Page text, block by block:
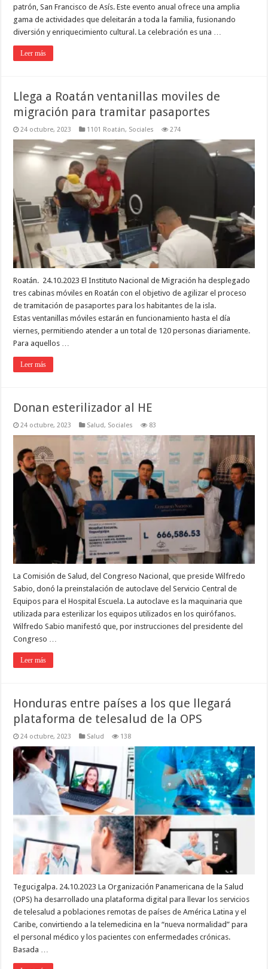
patrón, San Francisco de Asís. Este evento anual ofrece una amplia
gama de actividades que deleitarán a toda la familia, fusionando
diversión y enriquecimiento cultural. La celebración es una …
Leer más
Llega a Roatán ventanillas moviles de
migración para tramitar pasaportes
24 octubre, 2023 1101 Roatán, Sociales 274
Roatán. 24.10.2023 El Instituto Nacional de Migración ha desplegado
tres cabinas móviles en Roatán con el objetivo de agilizar el proceso
de tramitación de pasaportes para los habitantes de la isla.
Estas ventanillas móviles estarán en funcionamiento hasta el día
viernes, permitiendo atender a un total de 120 personas diariamente.
Para aquellos …
Leer más
Donan esterilizador al HE
24 octubre, 2023 Salud, Sociales 83
La Comisión de Salud, del Congreso Nacional, que preside Wilfredo
Sabio, donó la preinstalación de autoclave del Servicio Central de
Equipos para el Hospital Escuela. La autoclave es la maquinaria que
utilizada para esterilizar los equipos utilizados en los quirófanos.
Wilfredo Sabio manifestó que, por instrucciones del presidente del
Congreso …
Leer más
Honduras entre países a los que llegará
plataforma de telesalud de la OPS
24 octubre, 2023 Salud 138
Tegucigalpa. 24.10.2023 La Organización Panamericana de la Salud
(OPS) ha desarrollado una plataforma digital para llevar los servicios
de telesalud a poblaciones remotas de países de América Latina y el
Caribe, convirtiendo a la telemedicina en la “nueva normalidad” para
el personal médico y los pacientes con enfermedades crónicas.
Basada …